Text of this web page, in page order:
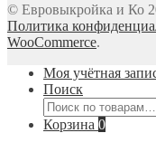
© Евровыкройка и Ко
Политика
WooCommerce.
Моя учётная
Поиск
Искать:
Корзина 0